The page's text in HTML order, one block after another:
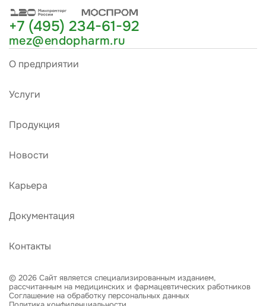
+7 (495) 234-61-92
mez@endopharm.ru
О предприятии
Услуги
Продукция
Новости
Карьера
Документация
Контакты
© 2026 Сайт является специализированным изданием,
рассчитанным на медицинских и фармацевтических работников
Соглашение на обработку персональных данных